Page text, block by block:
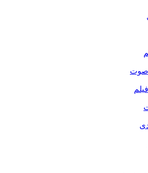
صوت